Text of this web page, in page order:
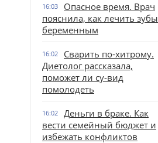
16:03
Опасное время. Врач
пояснила, как лечить зубы
беременным
16:02
Сварить по-хитрому.
Диетолог рассказала,
поможет ли су-вид
помолодеть
16:02
Деньги в браке. Как
вести семейный бюджет и
избежать конфликтов